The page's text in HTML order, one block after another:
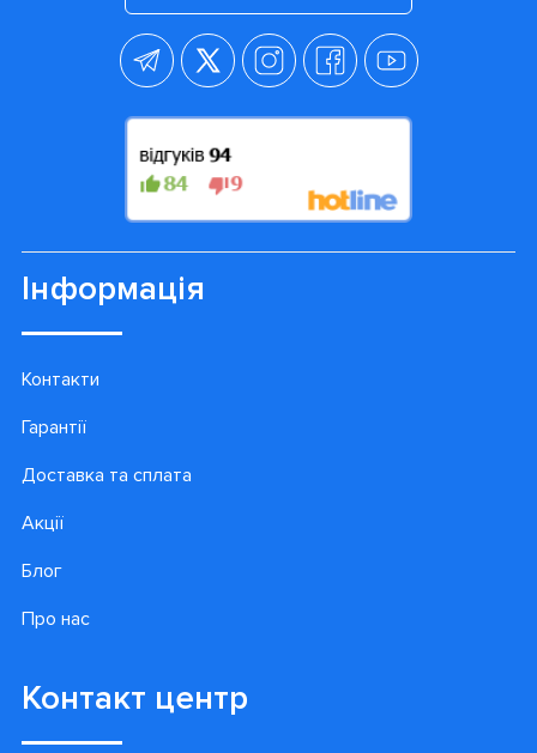
Інформація
Контакти
Гарантії
Доставка та сплата
Акції
Блог
Про нас
Контакт центр